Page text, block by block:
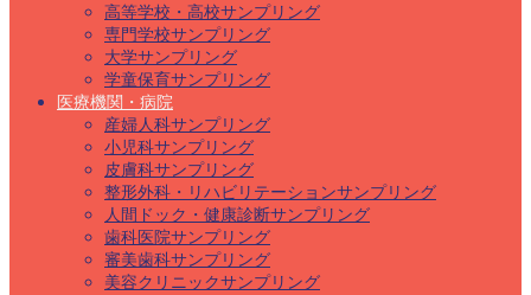
高等学校・高校サンプリング
専門学校サンプリング
大学サンプリング
学童保育サンプリング
医療機関・病院
産婦人科サンプリング
小児科サンプリング
皮膚科サンプリング
整形外科・リハビリテーションサンプリング
人間ドック・健康診断サンプリング
歯科医院サンプリング
審美歯科サンプリング
美容クリニックサンプリング